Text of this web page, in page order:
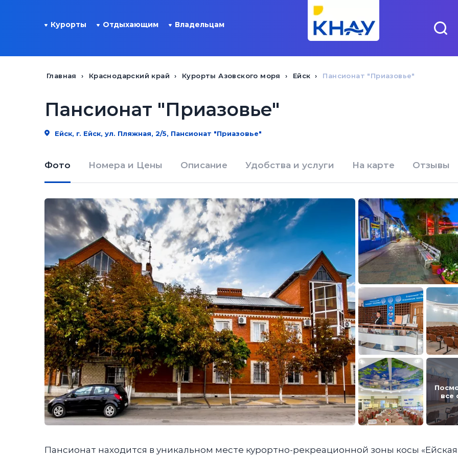
Курорты Отдыхающим Владельцам
Главная Краснодарский край Курорты Азовского моря Ейск Пансионат "Приазовье"
Пансионат "Приазовье"
Ейск, г. Ейск, ул. Пляжная, 2/5, Пансионат "Приазовье"
Фото Номера и Цены Описание Удобства и услуги На карте Отзывы
все
Пансионат находится в уникальном месте курортно-рекреационной зоны косы